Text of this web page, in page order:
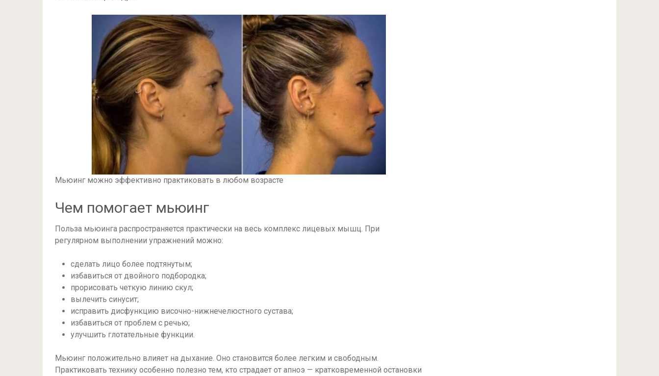
Мьюинг можно эффективно практиковать в любом возрасте
Чем помогает мьюинг
Польза мьюинга распространяется практически на весь комплекс лицевых мышц. При
регулярном выполнении упражнений можно:
сделать лицо более подтянутым;
избавиться от двойного подбородка;
прорисовать четкую линию скул;
вылечить синусит;
исправить дисфункцию височно-нижнечелюстного сустава;
избавиться от проблем с речью;
улучшить глотательные функции.
Мьюинг положительно влияет на дыхание. Оно становится более легким и свободным.
Практиковать технику особенно полезно тем, кто страдает от апноэ — кратковременной остановки